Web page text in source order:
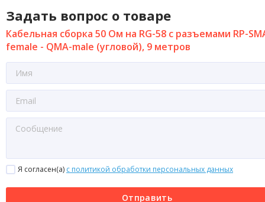
Задать вопрос о товаре
Кабельная сборка 50 Ом на RG-58 с разъемами RP-
female - QMA-male (угловой), 9 метров
Я согласен(a) с политикой обработки персональных данных
Отправить